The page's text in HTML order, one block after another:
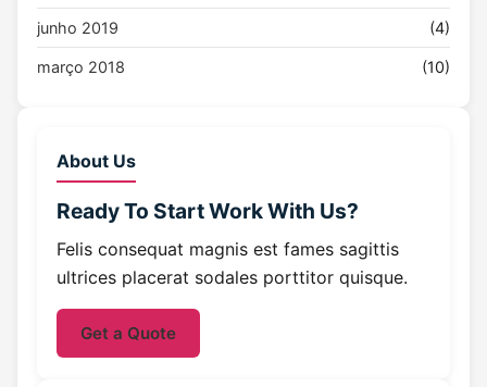
junho 2019 (4)
março 2018 (10)
About Us
Ready To StartWork With Us?
Felis consequat magnis est fames sagittis
ultrices placerat sodales porttitor quisque.
Get a Quote